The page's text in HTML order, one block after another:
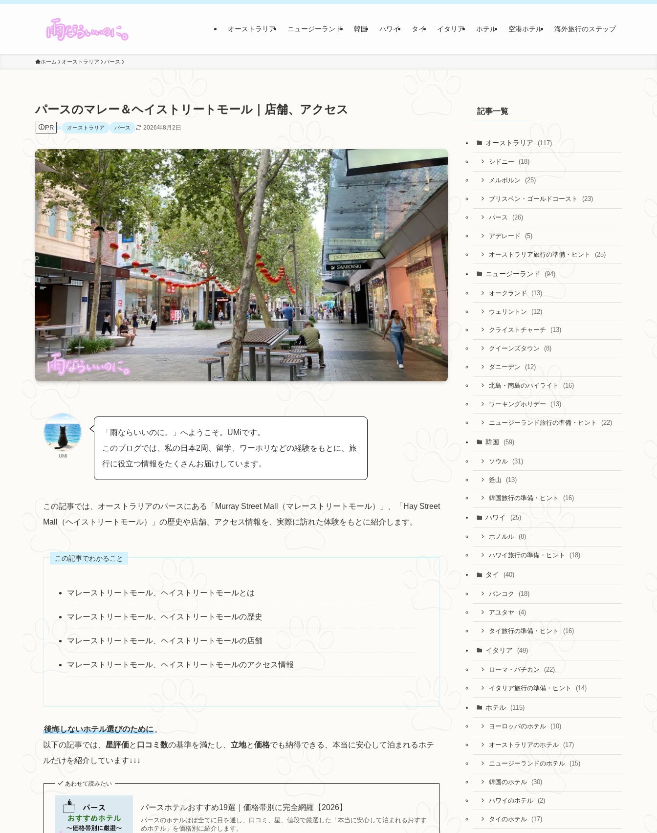
オーストラリア ニュージーランド 韓国 ハワイ タイ イタリア ホテル 空港ホテル 海外旅行のステップ
ホーム オーストラリア パース
パースのマレー＆ヘイストリートモール｜店舗、アクセス
PR オーストラリア パース 2026年8月2日
UMi
「雨ならいいのに。」へようこそ。UMiです。
このブログでは、私の日本2周、留学、ワーホリなどの経験をもとに、旅
行に役立つ情報をたくさんお届けしています。
この記事では、オーストラリアのパースにある「Murray Street Mall（マレーストリートモール）」、「Hay Street
Mall（ヘイストリートモール）」の歴史や店舗、アクセス情報を、実際に訪れた体験をもとに紹介します。
この記事でわかること
マレーストリートモール、ヘイストリートモールとは
マレーストリートモール、ヘイストリートモールの歴史
マレーストリートモール、ヘイストリートモールの店舗
マレーストリートモール、ヘイストリートモールのアクセス情報
後悔しないホテル選びのために 。
以下の記事では、 星評価と 口コミ数の基準を満たし、 立地と価格でも納得できる、本当に安心して泊まれるホテ
ルだけを紹介しています↓↓↓
あわせて読みたい
パースホテルおすすめ19選｜価格帯別に完全網羅【2026】
パースのホテルほぼ全てに目を通し、口コミ、星、値段で厳選した「本当に安心して泊まれるおすす
めホテル」を価格別に紹介します。
記事一覧
オーストラリア (117)
シドニー (18)
メルボルン (25)
ブリスベン・ゴールドコースト (23)
パース (26)
アデレード (5)
オーストラリア旅行の準備・ヒント (25)
ニュージーランド (94)
オークランド (13)
ウェリントン (12)
クライストチャーチ (13)
クイーンズタウン (8)
ダニーデン (12)
北島・南島のハイライト (16)
ワーキングホリデー (13)
ニュージーランド旅行の準備・ヒント (22)
韓国 (59)
ソウル (31)
釜山 (13)
韓国旅行の準備・ヒント (16)
ハワイ (25)
ホノルル (8)
ハワイ旅行の準備・ヒント (18)
タイ (40)
バンコク (18)
アユタヤ (4)
タイ旅行の準備・ヒント (16)
イタリア (49)
ローマ・バチカン (22)
イタリア旅行の準備・ヒント (14)
ホテル (115)
ヨーロッパのホテル (10)
オーストラリアのホテル (17)
ニュージーランドのホテル (15)
韓国のホテル (30)
ハワイのホテル (2)
タイのホテル (17)